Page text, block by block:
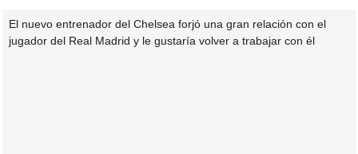
El nuevo entrenador del Chelsea forjó una gran relación con el
jugador del Real Madrid y le gustaría volver a trabajar con él